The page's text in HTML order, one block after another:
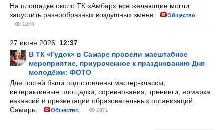
На площадке около ТК «Амбар» все желающие могли
запустить разнообразных воздушных змеев.
Общество
1246
27 июня 2026 12:37
В ТК «Гудок» в Самаре провели масштабное
мероприятие, приуроченное к празднованию Дня
молодёжи: ФОТО
Для гостей были подготовлены мастер-классы,
интерактивные площадки, соревнования, тренинги, ярмарка
вакансий и презентации образовательных организаций
Самары.
Общество 2971